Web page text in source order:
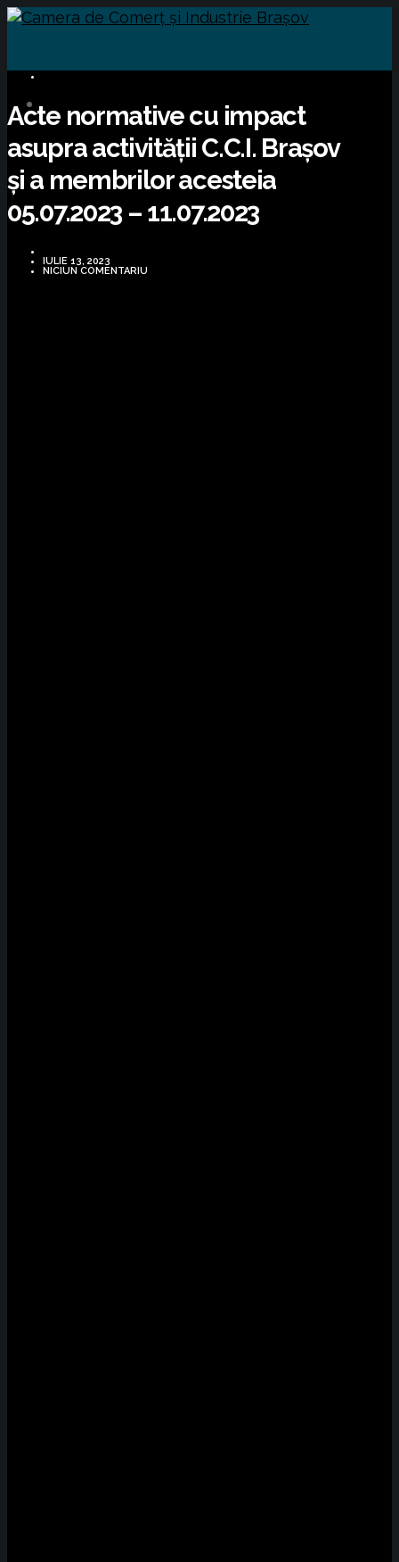
Acte normative cu impact
asupra activității C.C.I. Brașov
și a membrilor acesteia
05.07.2023 – 11.07.2023
IULIE 13, 2023
NICIUN COMENTARIU